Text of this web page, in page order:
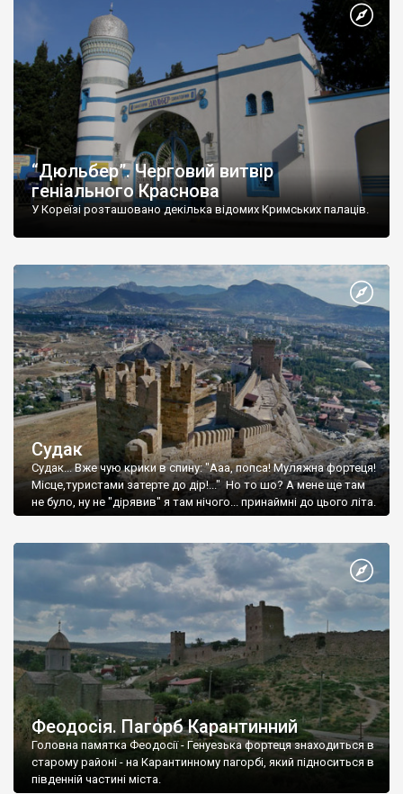
“Дюльбер”. Черговий витвір
геніального Краснова
У Кореїзі розташовано декілька відомих Кримських палаців.
Судак
Судак... Вже чую крики в спину: "Ааа, попса! Муляжна фортеця!
Місце,туристами затерте до дір!..." Но то шо? А мене ще там
не було, ну не "дірявив" я там нічого... принаймні до цього літа.
Феодосія. Пагорб Карантинний
Головна памятка Феодосії - Генуезька фортеця знаходиться в
старому районі - на Карантинному пагорбі, який підноситься в
південній частині міста.